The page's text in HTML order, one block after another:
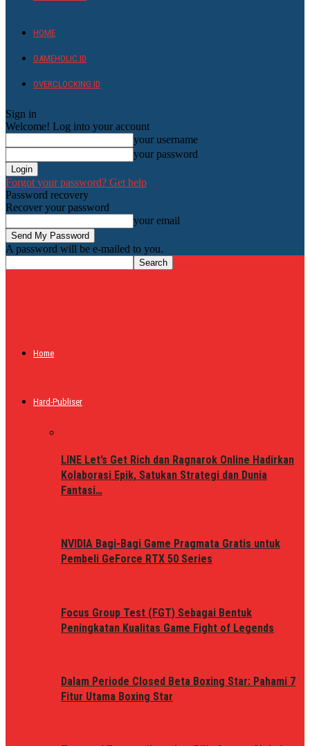
HOME
GAMEHOLIC.ID
OVERCLOCKING ID
Sign in
Welcome! Log into your account
your username
your password
Forgot your password? Get help
Password recovery
Recover your password
your email
A password will be e-mailed to you.
Home
Hard-Publiser
LINE Let’s Get Rich dan Ragnarok Online Hadirkan
Kolaborasi Epik, Satukan Strategi dan Dunia
Fantasi…
NVIDIA Bagi-Bagi Game Pragmata Gratis untuk
Pembeli GeForce RTX 50 Series
Focus Group Test (FGT) Sebagai Bentuk
Peningkatan Kualitas Game Fight of Legends
Dalam Periode Closed Beta Boxing Star: Pahami 7
Fitur Utama Boxing Star